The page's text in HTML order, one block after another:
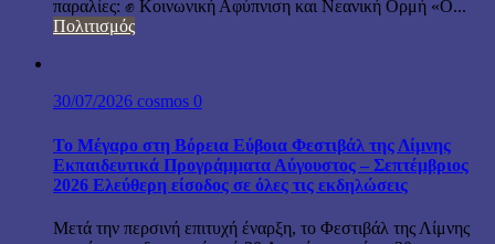
παραλίες: ✊ Κοινωνική Αφύπνιση και Νεανική Ορμή «Ο...
Πολιτισμός
30/07/2026 cosmos 0
Το Μέγαρο στη Βόρεια Εύβοια Φεστιβάλ της Λίμνης
Εκπαιδευτικά Προγράμματα Αύγουστος – Σεπτέμβριος
2026 Ελεύθερη είσοδος σε όλες τις εκδηλώσεις
Μετά την περσινή επιτυχή έναρξη, το Φεστιβάλ της Λίμνης